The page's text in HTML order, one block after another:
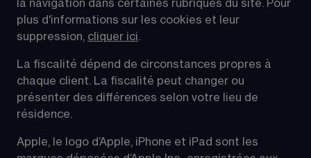
la navigation dans certaines rubriques du site. Pour
plus d'informations sur les cookies et leur
suppression, cliquer ici.
La fiscalité dépend de circonstances propres à
chaque client. La fiscalité peut changer ou
présenter des différences selon votre lieu de
résidence.
Apple, le logo d’Apple, iPhone et iPad sont les